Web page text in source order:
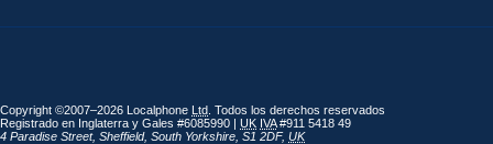
Copyright ©2007–2026 Localphone Ltd . Todos los derechos reservados
Registrado en Inglaterra y Gales #6085990 | UK IVA#911 5418 49
4 Paradise Street, Sheffield, South Yorkshire S1 2DF, UK